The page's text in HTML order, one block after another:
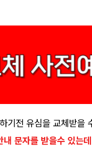
기전 유심을 교체받을
내 문자를 받을수 있는